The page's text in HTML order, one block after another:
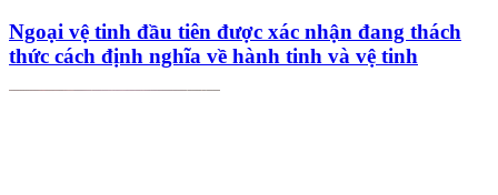
Ngoại vệ tinh đầu tiên được xác nhận đang thách
thức cách định nghĩa về hành tinh và vệ tinh